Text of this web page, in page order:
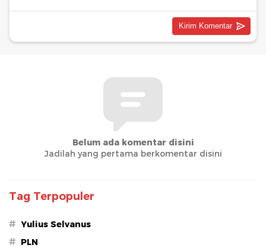
Belum ada komentar disini
Jadilah yang pertama berkomentar disini
Tag Terpopuler
# Yulius Selvanus
# PLN